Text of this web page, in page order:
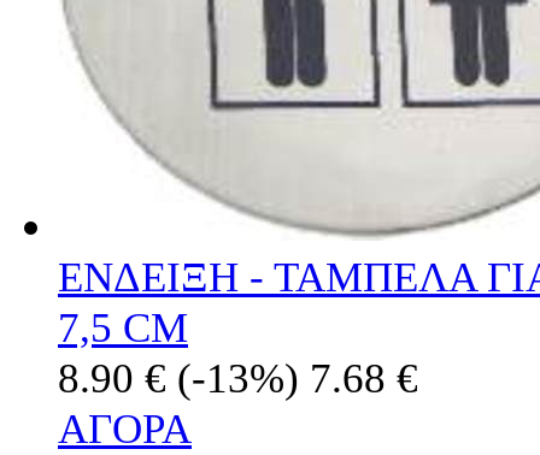
ΕΝΔΕΙΞΗ - ΤΑΜΠΕΛΑ
7,5 CM
8.90 € (-13%) 7.68 €
ΑΓΟΡΑ